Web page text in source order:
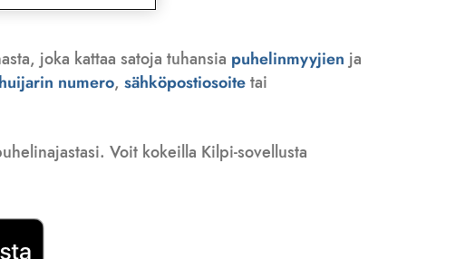
joka kattaa satoja tuhansia puhelinmyyjien ja
numero, sähköpostiosoitetai
Voit kokeilla Kilpi-sovellusta